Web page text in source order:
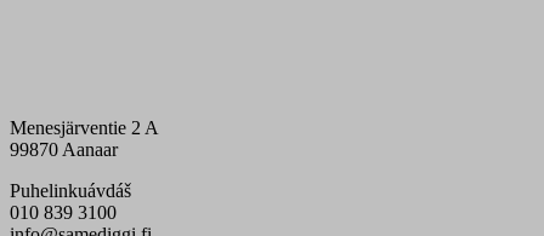
Menesjärventie 2 A
99870 Aanaar
Puhelinkuávdáš
010 839 3100